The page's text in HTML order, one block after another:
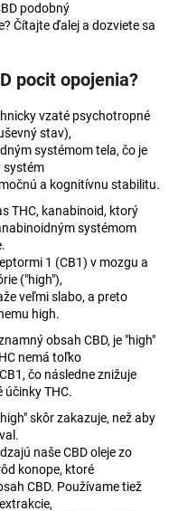
podobný
Čítajte ďalej a dozviete sa
pocit opojenia?
vzaté psychotropné
stav),
systémom tela, čo je
systém
a kognitívnu stabilitu.
THC, kanabinoid, ktorý
systémom
1 (CB1) v mozgu a
("high"),
veľmi slabo, a preto
high.
obsah CBD, je "high"
nemá toľko
čo následne znižuje
účinky THC.
skôr zakazuje, než aby
naše CBD oleje zo
konope, ktoré
CBD. Používame tiež